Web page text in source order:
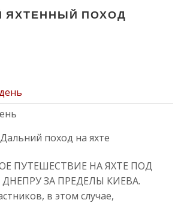
ЯХТЕННЫЙ ПОХОД
ПУТЕШЕСТВИЕ НА ЯХТЕ ПОД
ЗА ПРЕДЕЛЫ КИЕВА.
в этом случае,